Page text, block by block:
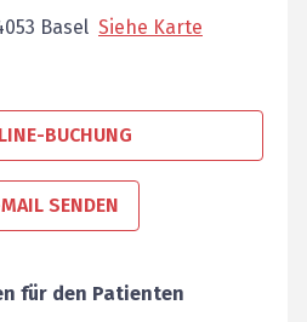
Basel Siehe Karte
BUCHUNG
SENDEN
für den Patienten